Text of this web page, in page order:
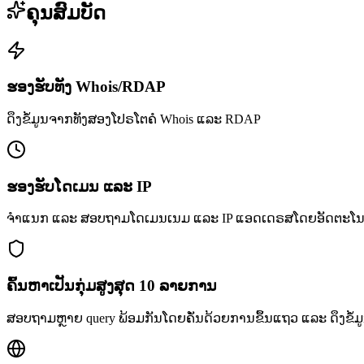
ຄຸນສົມບັດ
ຮອງຮັບທັງ Whois/RDAP
ດຶງຂໍ້ມູນຈາກທັງສອງໂປຣໂຕຄໍ Whois ແລະ RDAP
ຮອງຮັບໂດເມນ ແລະ IP
ຈຳແນກ ແລະ ສອບຖາມໂດເມນເນມ ແລະ IP ແອດເດຣສໂດຍອັດຕະໂ
ຄົ້ນຫາເປັນກຸ່ມສູງສຸດ 10 ລາຍການ
ສອບຖາມຫຼາຍ query ພ້ອມກັນໂດຍຄັ່ນດ້ວຍການຂຶ້ນແຖວ ແລະ ດຶງຂໍ້